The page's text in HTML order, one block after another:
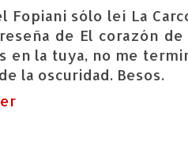
Fopiani sólo leí La
de El corazón
en la tuya, no me
la oscuridad. Besos.